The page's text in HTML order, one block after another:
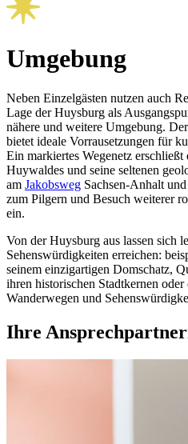
Umgebung
Neben Einzelgästen nutzen auch
Lage der Huysburg als
nähere und weitere Umgebung.
bietet ideale Vorrausetzungen für
Ein markiertes Wegenetz
Huywaldes und seine seltenen
am Jakobsweg Sachsen-Anhalt
zum Pilgern und Besuch weiterer
ein.
Von der Huysburg aus lassen sich
Sehenswürdigkeiten erreichen:
seinem einzigartigen Domschatz,
ihren historischen Stadtkernen
Wanderwegen und
Ihre